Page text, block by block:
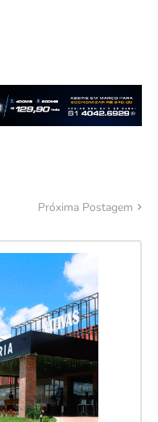
Próxima Postagem